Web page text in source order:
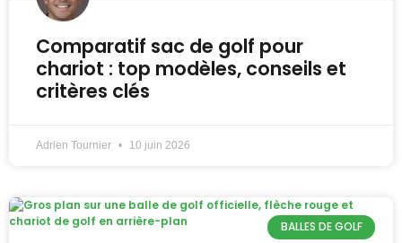
Comparatif sac de golf pour
chariot : top modèles, conseils et
critères clés
Adrien Tournier 10 juin 2026
BALLES DE GOLF